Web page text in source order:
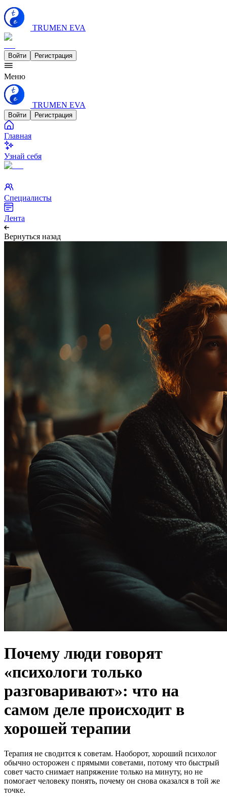
TRUMEN EVA
Войти Регистрация
Меню
TRUMEN EVA
Войти Регистрация
Главная
Узнай себя
Специалисты
Лента
Вернуться назад
Почему люди говорят
«психологи только
разговаривают»: что на
самом деле происходит в
хорошей терапии
Терапия не сводится к советам. Наоборот, хороший психолог
обычно осторожен с прямыми советами, потому что быстрый
совет часто снимает напряжение только на минуту, но не
помогает человеку понять, почему он снова оказался в той же
точке.